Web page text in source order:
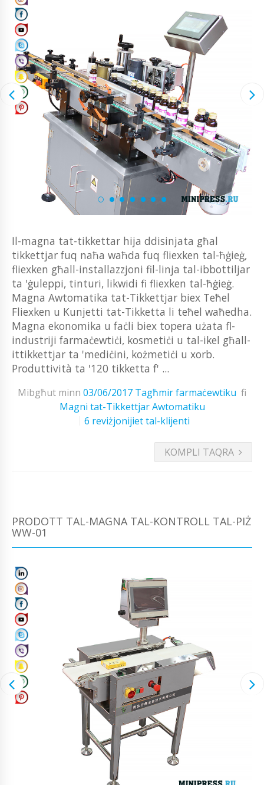
Il-magna tat-tikkettar hija ddisinjata għal
tikkettjar fuq naħa waħda fuq fliexken tal-ħġieġ,
fliexken għall-installazzjoni fil-linja tal-ibbottiljar
ta 'ġuleppi, tinturi, likwidi fi fliexken tal-ħġieġ.
Magna Awtomatika tat-Tikkettjar biex Teħel
Fliexken u Kunjetti tat-Tikketta li teħel waħedha.
Magna ekonomika u faċli biex topera użata fl-
industriji farmaċewtiċi, kosmetiċi u tal-ikel għall-
ittikkettjar ta 'mediċini, kożmetiċi u xorb.
Produttività ta '120 tikketta f' ...
Mibgħut minn 03/06/2017 Tagħmir farmaċewtiku fi
Magni tat-Tikkettjar Awtomatiku
6 reviżjonijiet tal-klijenti
KOMPLI TAQRA
PRODOTT TAL-MAGNA TAL-KONTROLL TAL-PIŻ
WW-01